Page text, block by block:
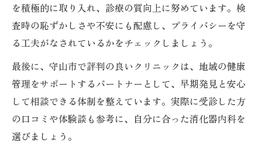
を積極的に取り入れ、診療の質向上に努めています。検
査時の恥ずかしさや不安にも配慮し、プライバシーを守
る工夫がなされているかをチェックしましょう。
最後に、守山市で評判の良いクリニックは、地域の健康
管理をサポートするパートナーとして、早期発見と安心
して相談できる体制を整えています。実際に受診した方
の口コミや体験談も参考に、自分に合った消化器内科を
選びましょう。